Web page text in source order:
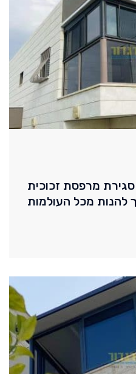
סגירת מרפסת זכוכית
להנות מכל העולמות